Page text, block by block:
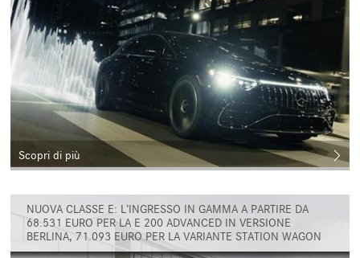
Scopri di più
NUOVA CLASSE E: L’INGRESSO IN GAMMA A PARTIRE DA
68.531 EURO PER LA E 200 ADVANCED IN VERSIONE
BERLINA, 71.093 EURO PER LA VARIANTE STATION WAGON